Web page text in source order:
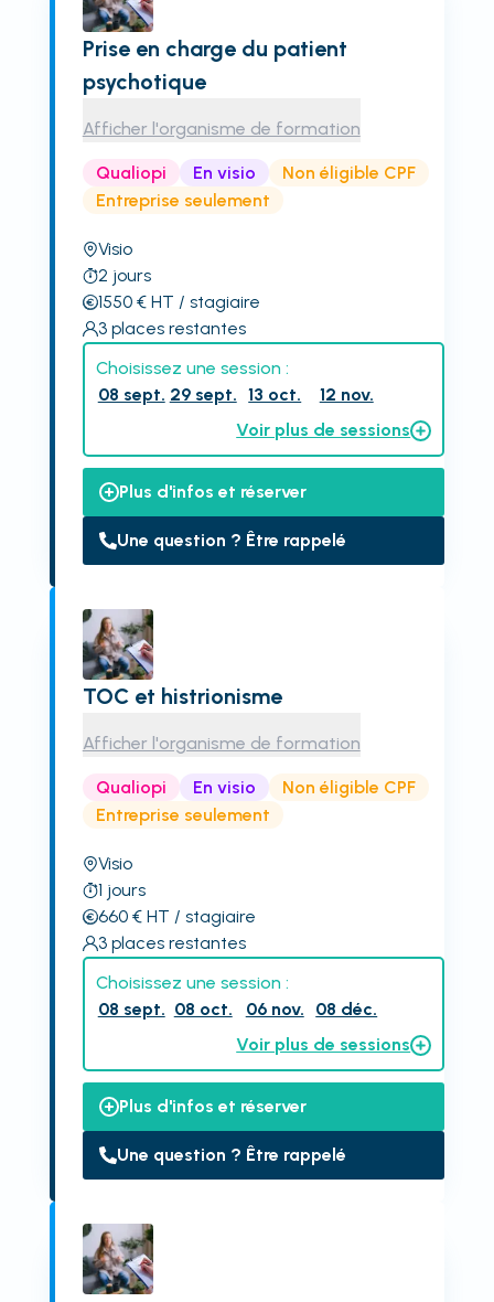
Prise en charge du patient
psychotique
Afficher l'organisme de formation
Qualiopi En visio
Non éligible CPF
Entreprise seulement
Visio
2 jours
1550€ HT / stagiaire
3 places restantes
Choisissez une session :
08 sept. 29 sept. 13 oct.
12 nov.
Voir plus de sessions
Plus d'infos et réserver
Une question ? Être rappelé
TOC et histrionisme
Afficher l'organisme de formation
Qualiopi En visio
Non éligible CPF
Entreprise seulement
Visio
1 jours
660€ HT / stagiaire
3 places restantes
Choisissez une session :
08 sept. 08 oct. 06 nov.
08 déc.
Voir plus de sessions
Plus d'infos et réserver
Une question ? Être rappelé